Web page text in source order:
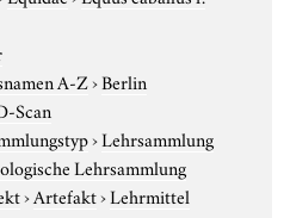
A-Z›Berlin
Scan
›Lehrsammlung
Lehrsammlung
›Artefakt›Lehrmittel